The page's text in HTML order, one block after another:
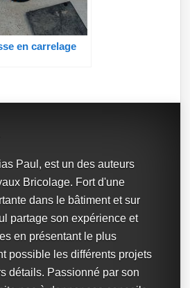
en carrelage
Paul, est un des auteurs
Bricolage. Fort d'une
dans le bâtiment et sur
partage son expérience et
en présentant le plus
possible les différents projets
détails. Passionné par son